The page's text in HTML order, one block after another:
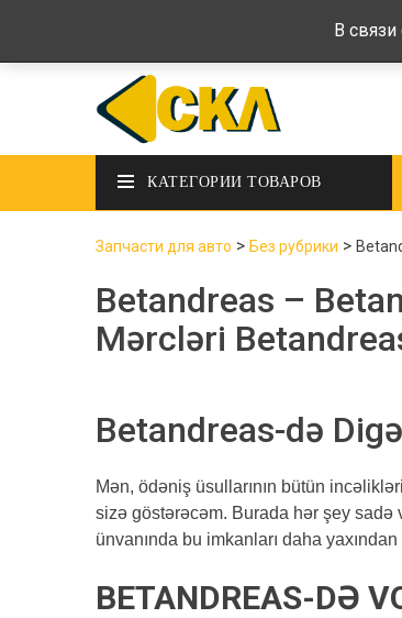
КАТЕГОРИИ ТОВАРОВ
Запчасти для авто > Без рубрики >
Betandreas –
Mərcləri
Betandreas-də
Mən, ödəniş üsullarının bütün
sizə göstərəcəm. Burada hər şey sadə
ünvanında bu imkanları daha
BETANDREAS-DƏ
В